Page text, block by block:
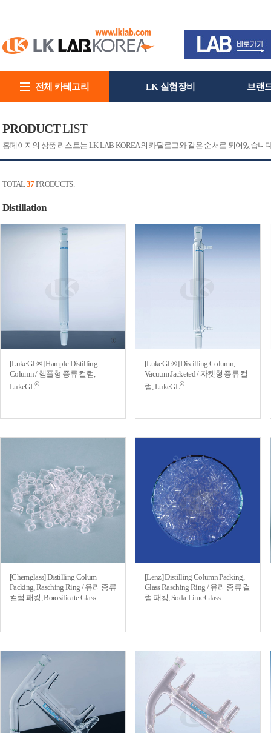
전체 카테고리 LK 실험장비 브랜
PRODUCTLIST
홈페이지의 상품 리스트는 LK LAB KOREA의 카탈로그와 같은 순서로 되어있습
TOTAL 37PRODUCTS.
Distillation
[LukeGL®] Hample Distilling
Column / 헴플형 증류 컬럼,
LukeGL®
[LukeGL®] Distilling Column,
Vacuum Jacketed / 자켓형 증류 컬
럼, LukeGL®
[Chemglass] Distilling Colum
Packing, Rasching Ring / 유리 증류
컬럼 패킹, Borosilicate Glass
[Lenz] Distilling Column Packing,
Glass Rasching Ring / 유리 증류 컬
럼 패킹, Soda-Lime Glass